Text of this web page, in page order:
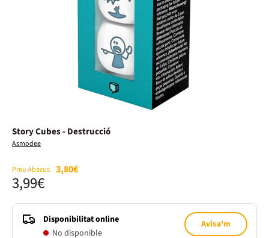
Story Cubes - Destrucció
Asmodee
Preu Abacus 3,80€
3,99€
Disponibilitat online
No disponible
Avisa'm